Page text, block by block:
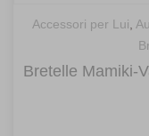
Accessori per Lui,
Bretelle Mamiki-